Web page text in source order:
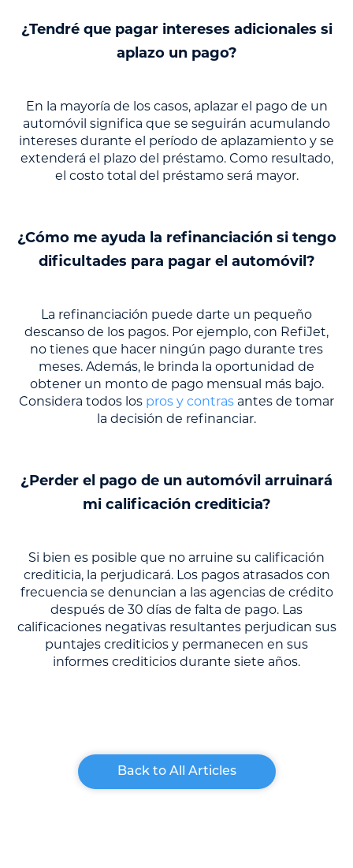
¿Tendré que pagar intereses adicionales si
aplazo un pago?
En la mayoría de los casos, aplazar el pago de un
automóvil significa que se seguirán acumulando
intereses durante el período de aplazamiento y se
extenderá el plazo del préstamo. Como resultado,
el costo total del préstamo será mayor.
¿Cómo me ayuda la refinanciación si tengo
dificultades para pagar el automóvil?
La refinanciación puede darte un pequeño
descanso de los pagos. Por ejemplo, con RefiJet,
no tienes que hacer ningún pago durante tres
meses. Además, le brinda la oportunidad de
obtener un monto de pago mensual más bajo.
Considera todos los pros y contras antes de tomar
la decisión de refinanciar.
¿Perder el pago de un automóvil arruinará
mi calificación crediticia?
Si bien es posible que no arruine su calificación
crediticia, la perjudicará. Los pagos atrasados con
frecuencia se denuncian a las agencias de crédito
después de 30 días de falta de pago. Las
calificaciones negativas resultantes perjudican sus
puntajes crediticios y permanecen en sus
informes crediticios durante siete años.
Back to All Articles